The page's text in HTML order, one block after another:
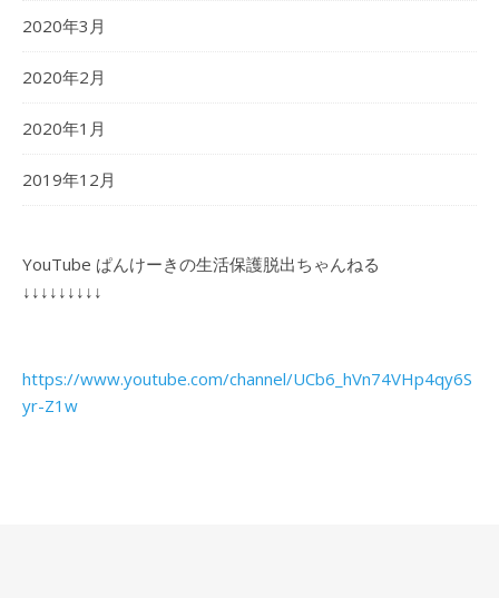
2020年3月
2020年2月
2020年1月
2019年12月
YouTube ぱんけーきの生活保護脱出ちゃんねる
↓↓↓↓↓↓↓↓↓
https://www.youtube.com/channel/UCb6_hVn74VHp4qy6S
yr-Z1w